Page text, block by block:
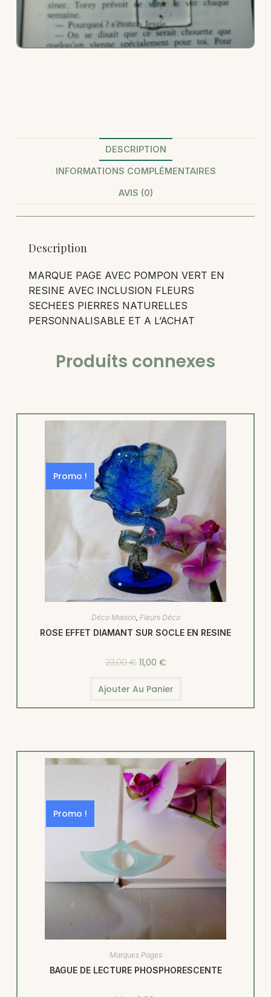
DESCRIPTION
INFORMATIONS COMPLÉMENTAIRES
AVIS (0)
Description
MARQUE PAGE AVEC POMPON VERT EN
RESINE AVEC INCLUSION FLEURS
SECHEES PIERRES NATURELLES
PERSONNALISABLE ET A L’ACHAT
Produits connexes
Promo !
Déco Maison, Fleurs Déco
ROSE EFFET DIAMANT SUR SOCLE EN RESINE
23,00€ 11,00 €
Ajouter Au Panier
Promo !
Marques Pages
BAGUE DE LECTURE PHOSPHORESCENTE